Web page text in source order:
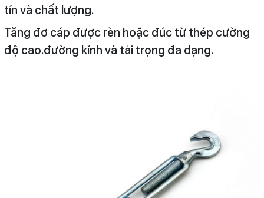
tín và chất lượng.
Tăng đơ cáp được rèn hoặc đúc từ thép cường
độ cao.đường kính và tải trọng đa dạng.